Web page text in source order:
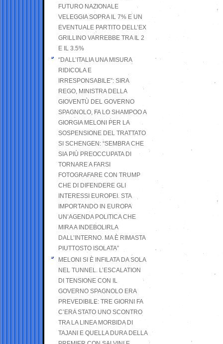
FUTURO NAZIONALE
VELEGGIA SOPRA IL 7% E UN
EVENTUALE PARTITO DELL’EX
GRILLINO VARREBBE TRA IL 2
E IL 3.5%
“DALL’ITALIA UNA MISURA
RIDICOLA E
IRRESPONSABILE”: SIRA
REGO, MINISTRA DELLA
GIOVENTÙ DEL GOVERNO
SPAGNOLO, FA LO SHAMPOO A
GIORGIA MELONI PER LA
SOSPENSIONE DEL TRATTATO
SI SCHENGEN: “SEMBRA CHE
SIA PIÙ PREOCCUPATA DI
TORNARE A FARSI
FOTOGRAFARE CON TRUMP
CHE DI DIFENDERE GLI
INTERESSI EUROPEI. STA
IMPORTANDO IN EUROPA
UN’AGENDA POLITICA CHE
MIRA A INDEBOLIRLA
DALL’INTERNO. MA È RIMASTA
PIUTTOSTO ISOLATA”
MELONI SI È INFILATA DA SOLA
NEL TUNNEL. L’ESCALATION
DI TENSIONE CON IL
GOVERNO SPAGNOLO ERA
PREVEDIBILE: TRE GIORNI FA
C’ERA STATO UNO SCONTRO
TRA LA LINEA MORBIDA DI
TAJANI E QUELLA DURA DELLA